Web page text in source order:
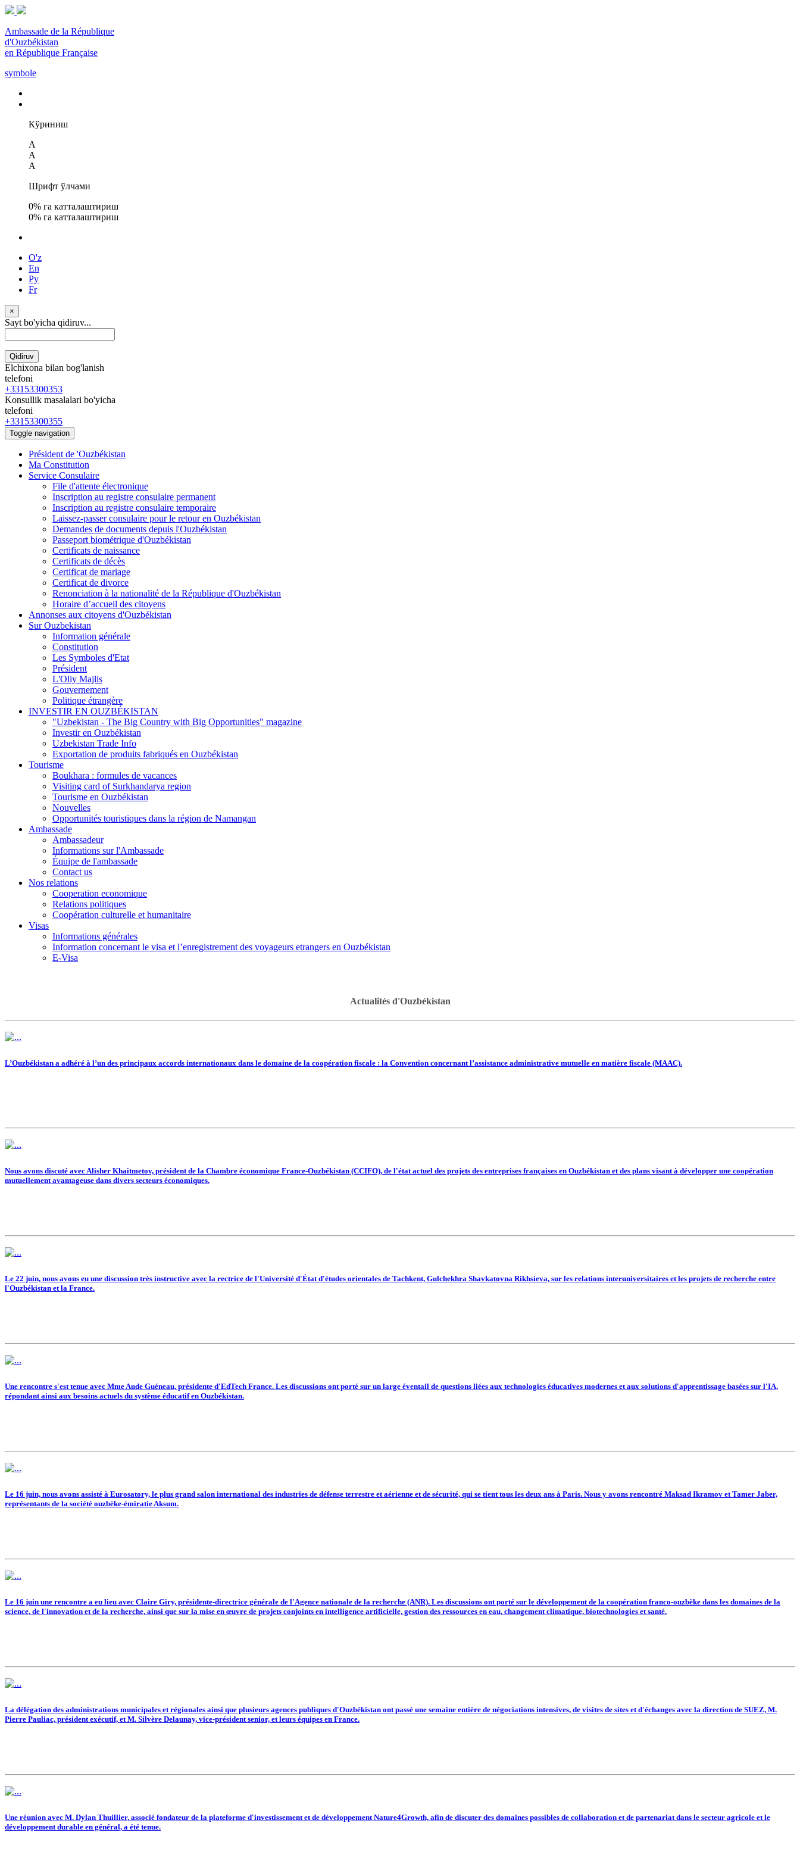
Ambassade de la République
d'Ouzbékistan
en République Française
symbole
Кўриниш
A
A
A
Шрифт ўлчами
0% га катталаштириш
0% га катталаштириш
O'z
En
Ру
Fr
×
Sayt bo'yicha qidiruv...
Qidiruv
Elchixona bilan bog'lanish
telefoni
+33153300353
Konsullik masalalari bo'yicha
telefoni
+33153300355
Toggle navigation
Président de 'Ouzbékistan
Ma Constitution
Service Consulaire
File d'attente électronique
Inscription au registre consulaire permanent
Inscription au registre consulaire temporaire
Laissez-passer consulaire pour le retour en Ouzbékistan
Demandes de documents depuis l'Ouzbékistan
Passeport biométrique d'Ouzbékistan
Certificats de naissance
Certificats de décès
Certificat de mariage
Certificat de divorce
Renonciation à la nationalité de la République d'Ouzbékistan
Horaire d’accueil des citoyens
Annonses aux citoyens d'Ouzbékistan
Sur Ouzbekistan
Information générale
Constitution
Les Symboles d'Etat
Président
L'Oliy Majlis
Gouvernement
Politique étrangère
INVESTIR EN OUZBÉKISTAN
"Uzbekistan - The Big Country with Big Opportunities" magazine
Investir en Ouzbékistan
Uzbekistan Trade Info
Exportation de produits fabriqués en Ouzbékistan
Tourisme
Boukhara : formules de vacances
Visiting card of Surkhandarya region
Tourisme en Ouzbékistan
Nouvelles
Opportunités touristiques dans la région de Namangan
Ambassade
Ambassadeur
Informations sur l'Ambassade
Équipe de l'ambassade
Contact us
Nos relations
Cooperation economique
Relations politiques
Coopération culturelle et humanitaire
Visas
Informations générales
Information concernant le visa et l’enregistrement des voyageurs etrangers en Ouzbékistan
E-Visa
Actualités d'Ouzbékistan
L’Ouzbékistan a adhéré à l’un des principaux accords internationaux dans le domaine de la coopération fiscale : la Convention concernant l’assistance administrative mutuelle en matière fiscale (MAAC).
Nous avons discuté avec Alisher Khaitmetov, président de la Chambre économique France-Ouzbékistan (CCIFO), de l'état actuel des projets des entreprises françaises en Ouzbékistan et des plans visant à développer une coopération
mutuellement avantageuse dans divers secteurs économiques.
Le 22 juin, nous avons eu une discussion très instructive avec la rectrice de l'Université d'État d'études orientales de Tachkent, Gulchekhra Shavkatovna Rikhsieva, sur les relations interuniversitaires et les projets de recherche entre
l'Ouzbékistan et la France.
Une rencontre s'est tenue avec Mme Aude Guéneau, présidente d'EdTech France. Les discussions ont porté sur un large éventail de questions liées aux technologies éducatives modernes et aux solutions d'apprentissage basées sur l'IA,
répondant ainsi aux besoins actuels du système éducatif en Ouzbékistan.
Le 16 juin, nous avons assisté à Eurosatory, le plus grand salon international des industries de défense terrestre et aérienne et de sécurité, qui se tient tous les deux ans à Paris. Nous y avons rencontré Maksad Ikramov et Tamer Jaber,
représentants de la société ouzbèke-émiratie Aksum.
Le 16 juin une rencontre a eu lieu avec Claire Giry, présidente-directrice générale de l'Agence nationale de la recherche (ANR). Les discussions ont porté sur le développement de la coopération franco-ouzbèke dans les domaines de la
science, de l'innovation et de la recherche, ainsi que sur la mise en œuvre de projets conjoints en intelligence artificielle, gestion des ressources en eau, changement climatique, biotechnologies et santé.
La délégation des administrations municipales et régionales ainsi que plusieurs agences publiques d'Ouzbékistan ont passé une semaine entière de négociations intensives, de visites de sites et d'échanges avec la direction de SUEZ, M.
Pierre Pauliac, président exécutif, et M. Silvère Delaunay, vice-président senior, et leurs équipes en France.
Une réunion avec M. Dylan Thuillier, associé fondateur de la plateforme d'investissement et de développement Nature4Growth, afin de discuter des domaines possibles de collaboration et de partenariat dans le secteur agricole et le
développement durable en général, a été tenue.